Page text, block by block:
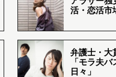
活・恋活市
弁護士・大
「モラ夫
日々」